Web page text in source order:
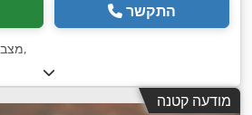
התקשר
,
מודעה קטנה